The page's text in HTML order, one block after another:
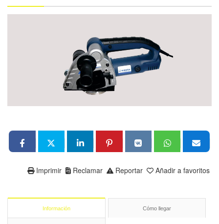
Añadir a favoritos
Reportar
Reclamar
Imprimir
Información Cómo llegar